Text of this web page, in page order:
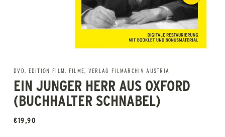
DVD, EDITION FILM, FILME, VERLAG FILMARCHIV AUSTRIA
EIN JUNGER HERR AUS OXFORD
(BUCHHALTER SCHNABEL)
€19,90